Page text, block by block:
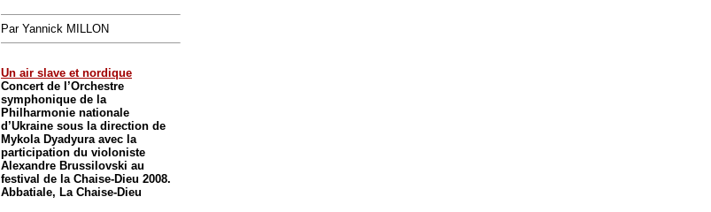
Par Yannick MILLON
Un air slave et nordique
Concert de l’Orchestre
symphonique de la
Philharmonie nationale
d’Ukraine sous la direction de
Mykola Dyadyura avec la
participation du violoniste
Alexandre Brussilovski au
festival de la Chaise-Dieu 2008.
Abbatiale, La Chaise-Dieu